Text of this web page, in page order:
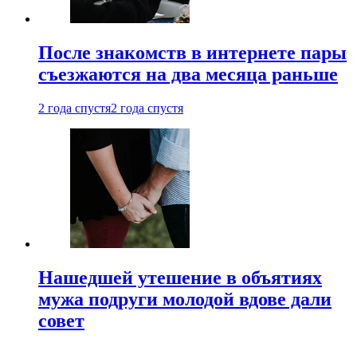
После знакомств в интернете пары
съезжаются на два месяца раньше
2 года спустя2 года спустя
Нашедшей утешение в объятиях
мужа подруги молодой вдове дали
совет